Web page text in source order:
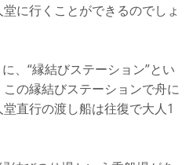
に行くことができるのでしょ
、“縁結びステーション”とい
の縁結びステーションで舟に
直行の渡し船は往復で大人1